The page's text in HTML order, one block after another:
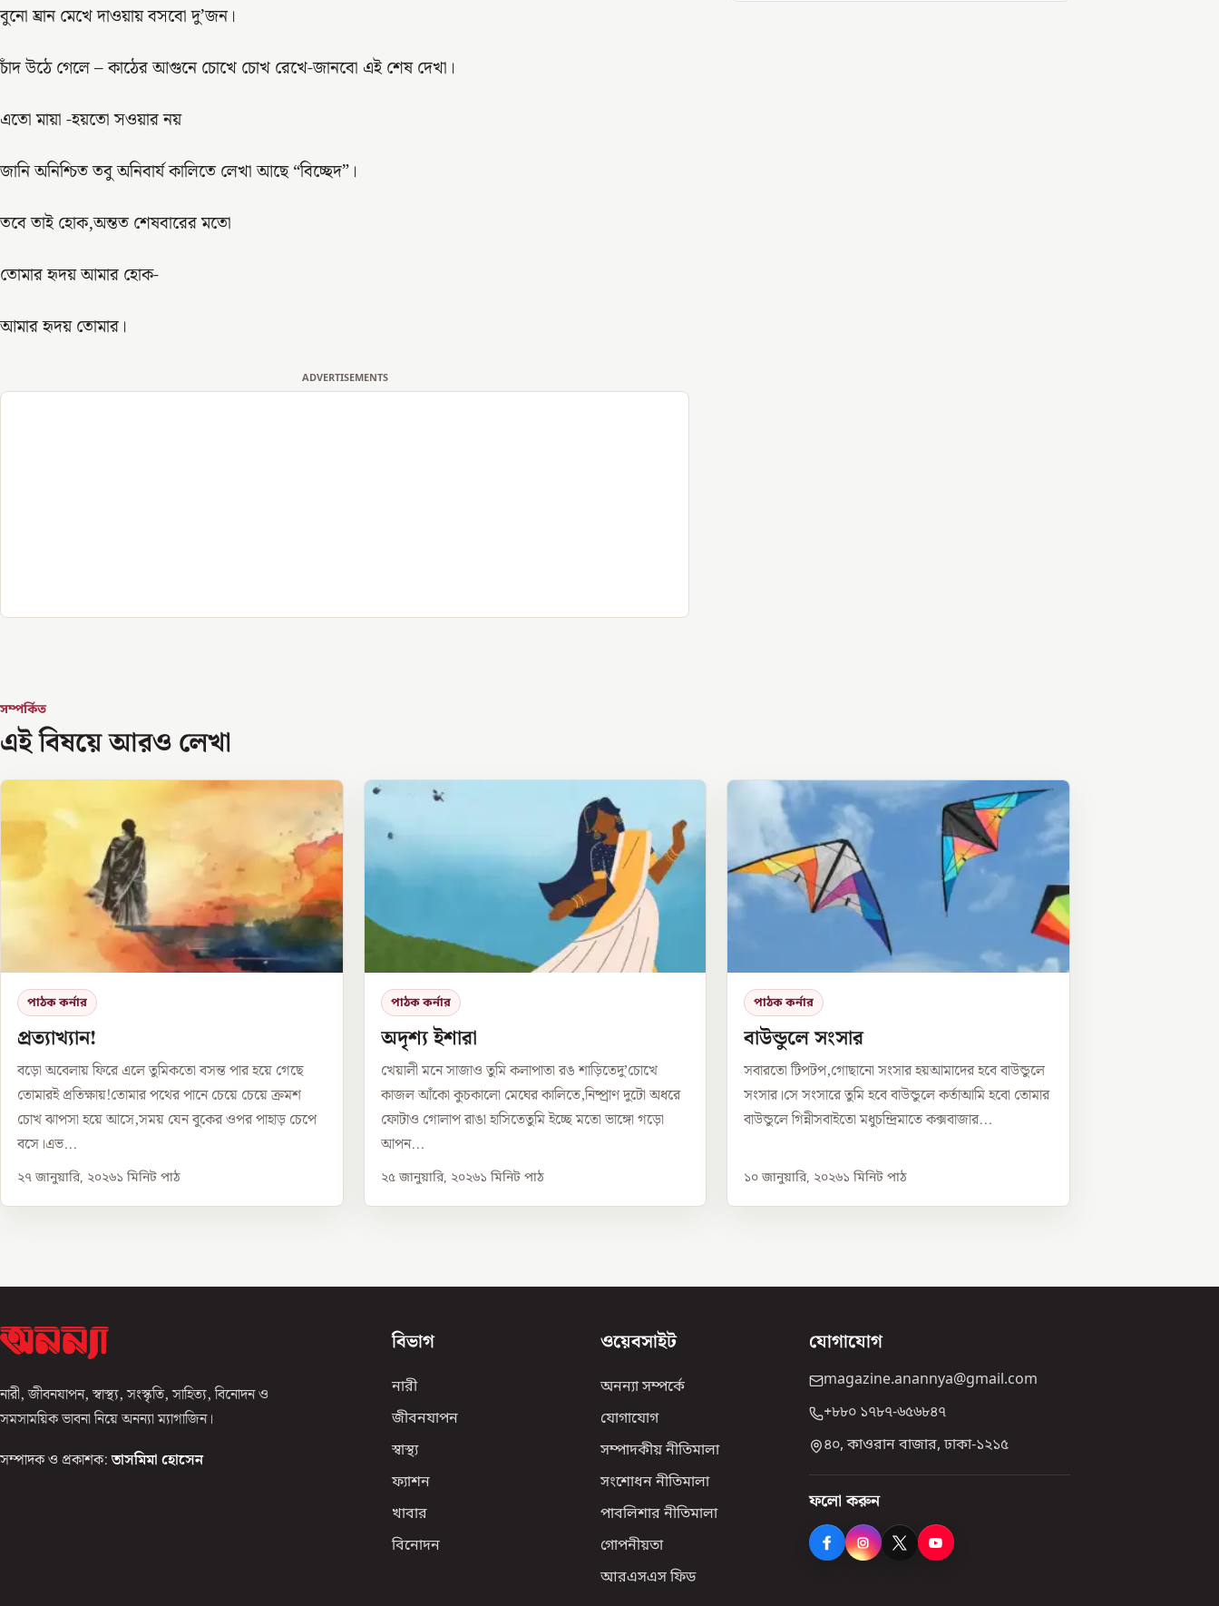
বুনো ঘ্রান মেখে দাওয়ায় বসবো দু’জন।
চাঁদ উঠে গেলে – কাঠের আগুনে চোখে চোখ রেখে-জানবো এই শেষ দেখা।
এতো মায়া -হয়তো সওয়ার নয়
জানি অনিশ্চিত তবু অনিবার্য কালিতে লেখা আছে “বিচ্ছেদ”।
তবে তাই হোক,অন্তত শেষবারের মতো
তোমার হৃদয় আমার হোক-
আমার হৃদয় তোমার।
ADVERTISEMENTS
সম্পর্কিত
এই বিষয়ে আরও লেখা
পাঠক কর্নার
প্রত্যাখ্যান!
বড়ো অবেলায় ফিরে এলে তুমিকতো বসন্ত পার হয়ে গেছে
তোমারই প্রতিক্ষায়!তোমার পথের পানে চেয়ে চেয়ে ক্রমশ
চোখ ঝাপসা হয়ে আসে,সময় যেন বুকের ওপর পাহাড় চেপে
বসে।এভ...
২৭ জানুয়ারি, ২০২৬১ মিনিট পাঠ
পাঠক কর্নার
অদৃশ্য ইশারা
খেয়ালী মনে সাজাও তুমি কলাপাতা রঙ শাড়িতেদু’চোখে
কাজল আঁকো কুচকালো মেঘের কালিতে,নিষ্প্রাণ দুটো অধরে
ফোটাও গোলাপ রাঙা হাসিতেতুমি ইচ্ছে মতো ভাঙ্গো গড়ো
আপন...
২৫ জানুয়ারি, ২০২৬১ মিনিট পাঠ
পাঠক কর্নার
বাউন্ডুলে সংসার
সবারতো টিপটপ,গোছানো সংসার হয়আমাদের হবে বাউন্ডুলে
সংসার।সে সংসারে তুমি হবে বাউন্ডুলে কর্তাআমি হবো তোমার
বাউন্ডুলে গিন্নীসবাইতো মধুচন্দ্রিমাতে কক্সবাজার...
১০ জানুয়ারি, ২০২৬১ মিনিট পাঠ
নারী, জীবনযাপন, স্বাস্থ্য, সংস্কৃতি, সাহিত্য, বিনোদন ও
সমসাময়িক ভাবনা নিয়ে অনন্যা ম্যাগাজিন।
সম্পাদক ও প্রকাশক: তাসমিমা হোসেন
বিভাগ
নারী
জীবনযাপন
স্বাস্থ্য
ফ্যাশন
খাবার
বিনোদন
ওয়েবসাইট
অনন্যা সম্পর্কে
যোগাযোগ
সম্পাদকীয় নীতিমালা
সংশোধন নীতিমালা
পাবলিশার নীতিমালা
গোপনীয়তা
আরএসএস ফিড
যোগাযোগ
magazine.anannya@gmail.com
+৮৮০ ১৭৮৭-৬৫৬৮৪৭
৪০, কাওরান বাজার, ঢাকা-১২১৫
ফলো করুন